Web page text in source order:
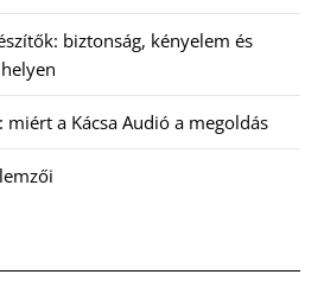
biztonság, kényelem és
miért a Kácsa Audió a megoldás